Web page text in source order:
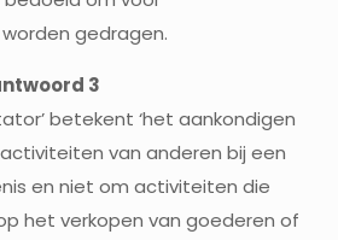
gedragen.
3
betekent ‘het aankondigen
van anderen bij een
en niet om activiteiten die
het verkopen van goederen of